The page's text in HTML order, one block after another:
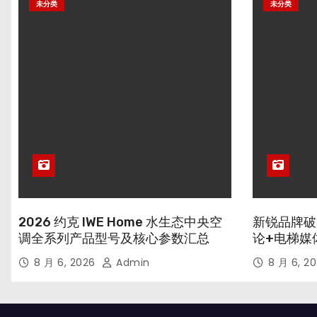
未分类
2026 约克 IWE Home 水生态中央空
调全系列产品型号及核心参数汇总
8 月 6, 2026 Admin
未分类
新锐品牌
论+电梯媒
8 月 6,